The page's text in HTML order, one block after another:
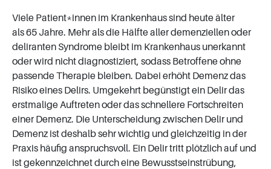
Viele Patient*innen im Krankenhaus sind heute älter
als 65 Jahre. Mehr als die Hälfte aller demenziellen oder
deliranten Syndrome bleibt im Krankenhaus unerkannt
oder wird nicht diagnostiziert, sodass Betroffene ohne
passende Therapie bleiben. Dabei erhöht Demenz das
Risiko eines Delirs. Umgekehrt begünstigt ein Delir das
erstmalige Auftreten oder das schnellere Fortschreiten
einer Demenz. Die Unterscheidung zwischen Delir und
Demenz ist deshalb sehr wichtig und gleichzeitig in der
Praxis häufig anspruchsvoll. Ein Delir tritt plötzlich auf und
ist gekennzeichnet durch eine Bewusstseinstrübung,